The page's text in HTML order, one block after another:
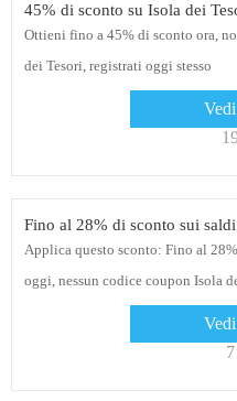
45% di sconto su Isola dei
Ottieni fino a 45% di sconto ora,
dei Tesori, registrati oggi stesso
Fino al 28% di sconto sui
Applica questo sconto: Fino al
oggi, nessun codice coupon Isola